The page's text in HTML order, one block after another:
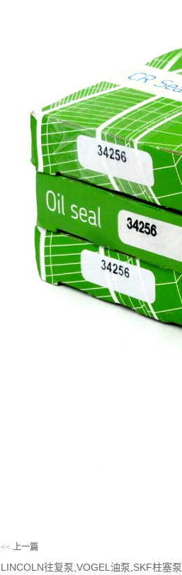
<< 上一篇
LINCOLN往复泵,VOGEL油泵,SKF柱塞泵